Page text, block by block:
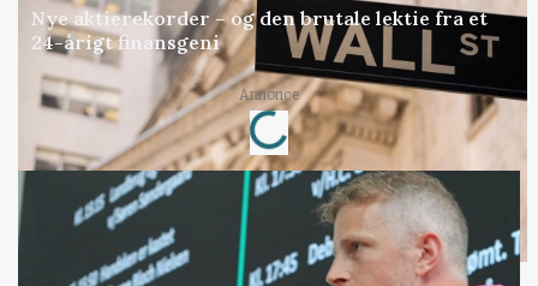
Nye aktierekorder – og den brutale lektie fra et
24-årigt finansgeni
Annonce
Loading...